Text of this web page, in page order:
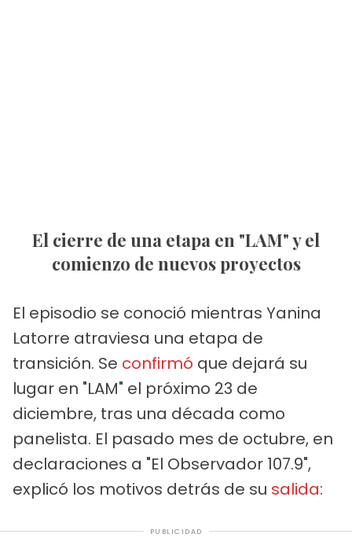
El cierre de una etapa en "LAM" y el
comienzo de nuevos proyectos
El episodio se conoció mientras Yanina
Latorre atraviesa una etapa de
transición. Se confirmó que dejará su
lugar en "LAM" el próximo 23 de
diciembre, tras una década como
panelista. El pasado mes de octubre, en
declaraciones a "El Observador 107.9",
explicó los motivos detrás de su salida:
PUBLICIDAD